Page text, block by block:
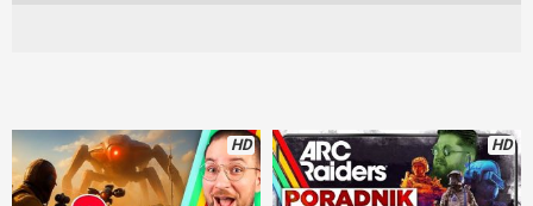
HD HD